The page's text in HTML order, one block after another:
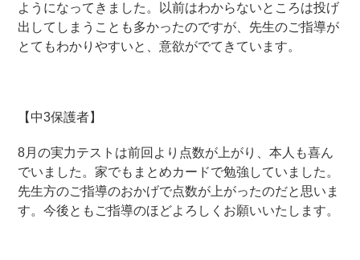
ようになってきました。以前はわからないところは投げ
出してしまうことも多かったのですが、先生のご指導が
とてもわかりやすいと、意欲がでてきています。
【中3保護者】
8月の実力テストは前回より点数が上がり、本人も喜ん
でいました。家でもまとめカードで勉強していました。
先生方のご指導のおかげで点数が上がったのだと思いま
す。今後ともご指導のほどよろしくお願いいたします。